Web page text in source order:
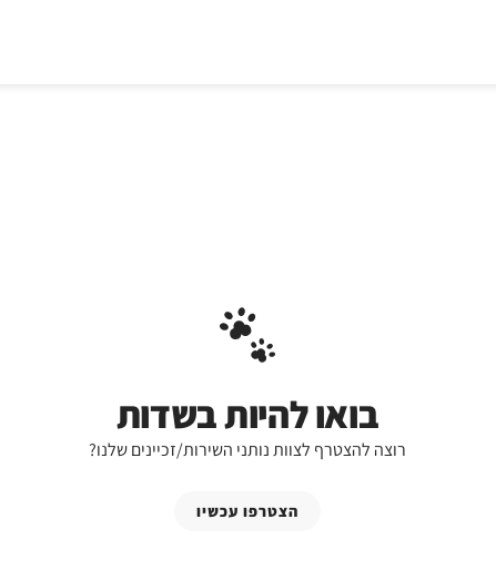
בואו להיות בשדות
רוצה להצטרף לצוות נותני השירות/זכיינים שלנו?
הצטרפו עכשיו